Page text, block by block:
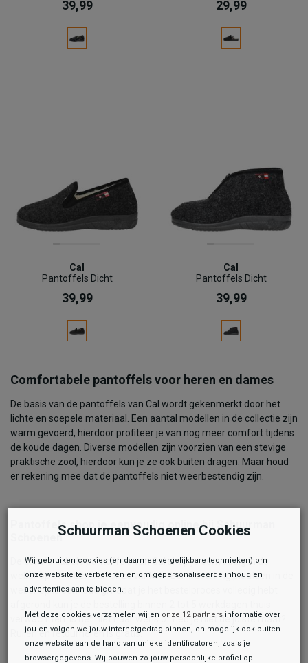
39,99 29,99
Cal
Pantoffels Dicht
39,99
Cal
Pantoffels Dicht
39,99
Comfortabele pantoffels voor heren en dames
De basis van de pantoffels van Cal wordt gekenmerkt door het
lichte en soepele materiaal. Een aantal modellen in de collectie zijn
warm gevoerd, hierdoor profiteer je van nog meer comfort tijdens
de koude dagen. Diverse modellen zijn voorzien van een stevige
praktische zool, hierdoor kun je ze ook buiten dragen. Maar houd
er rekening mee dat de pantoffels niet weerbestendig zijn.
Pantoffels shop je eenvoudig online bij Schuurman
Schoenen
De comfortabele pantoffels van Cal shop je eenvoudig in de
webshop of in één van onze winkels. Een bestelling plaatsen in de
webshop is eenvoudig, nadat je het bestelproces volledig hebt
verwachtten. Is het niet naar wens of heb je niet de juiste maat?
Ruilen en retourneren is gratis.
Schuurman Schoenen Cookies
Wij gebruiken cookies (en daarmee vergelijkbare technieken) om
onze website te verbeteren en om gepersonaliseerde inhoud en
advertenties aan te bieden.
Met deze cookies verzamelen wij en onze 12 partners informatie over
jou en volgen we jouw internetgedrag binnen, en mogelijk ook buiten
onze website aan de hand van unieke identificatoren, zoals je
browsergegevens. Wij bouwen zo jouw persoonlijke profiel op.